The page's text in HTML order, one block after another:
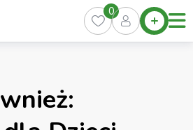
Home
Oferty
0